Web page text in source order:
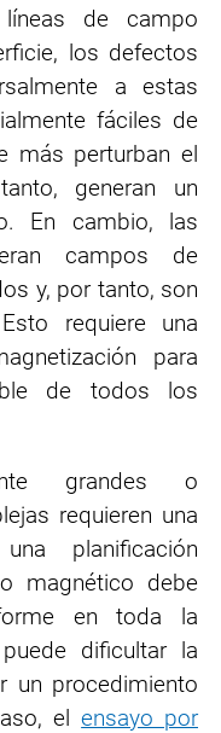
de campo
los defectos
a estas
fáciles de
más perturban el
generan un
En cambio, las
campos de
y, por tanto, son
requiere una
para
de todos los
grandes o
requieren una
planificación
magnético debe
en toda la
dificultar la
un procedimiento
elensayo por